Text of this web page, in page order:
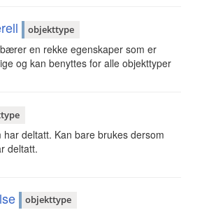
objekttype
en rekke egenskaper som er
og kan benyttes for alle objekttyper
har deltatt. Kan bare brukes dersom
deltatt.
objekttype